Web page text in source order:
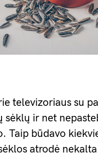
televizoriaus su
sėklų ir net
Taip būdavo
atrodė